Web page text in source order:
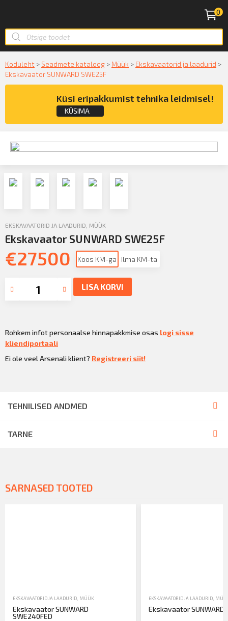
0
Koduleht > Seadmete kataloog > Müük > Ekskavaatorid ja laadurid >
Ekskavaator SUNWARD SWE25F
Küsi eripakkumist tehnika leidmisel!
KÜSIMA
EKSKAVAATORID JA LAADURID MÜÜK
Ekskavaator SUNWARD SWE25F
€27500 Koos KM-ga Ilma KM-ta
LISA KORVI
Rohkem infot personaalse hinnapakkmise osas logi sisse
kliendiportaali
Ei ole veel Arsenali klient? Registreeri siit!
TEHNILISED ANDMED
TARNE
SARNASED TOOTED
EKSKAVAATORID JA LAADURID MÜÜK
Ekskavaator SUNWARD
SWE240FED
EKSKAVAATORID JA LAADURID,
Ekskavaator SUNWARD